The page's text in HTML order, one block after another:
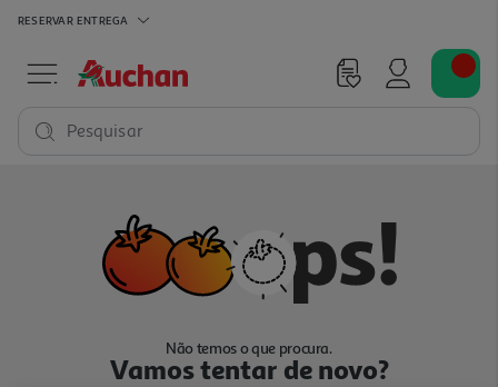
RESERVAR ENTREGA
Pesquisar
Não temos o que procura.
Vamos tentar de novo?